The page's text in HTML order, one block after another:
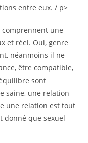
entre eux. / p>
une
et réel. Oui, genre
néanmoins il ne
être compatible,
sont
saine, une relation
une relation est tout
donné que sexuel